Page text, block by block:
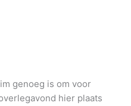
genoeg is om voor
hier plaats